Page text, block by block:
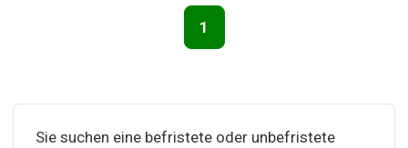
Seitennavigation
1
Sie suchen eine befristete oder unbefristete